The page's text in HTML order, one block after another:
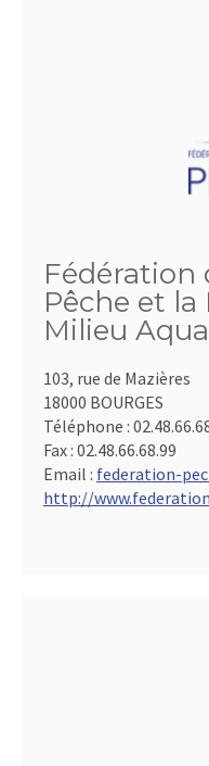
Fédération
Pêche et
Milieu
103, rue de Mazières
18000 BOURGES
Téléphone :
Fax : 02.48.66.68.99
Email : federation-
http://